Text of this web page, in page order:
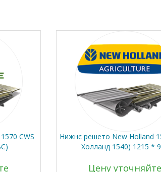
CWS
Нижнє решето New Holland
Холланд 1540) 1215 *
Цену уточняйте